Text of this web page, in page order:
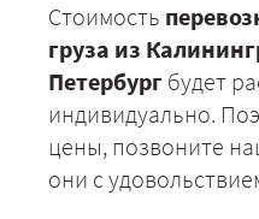
Стоимость
груза из
Петербург будет
индивидуально.
цены, позвоните
они с